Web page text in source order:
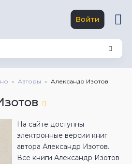
Войти
Авторы Александр Изотов
На сайте доступны
электронные версии книг
автора Александр Изотов.
Все книги Александр Изотов